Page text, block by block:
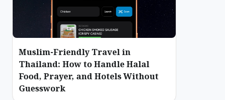
Muslim-Friendly Travel in
Thailand: How to Handle Halal
Food, Prayer, and Hotels Without
Guesswork